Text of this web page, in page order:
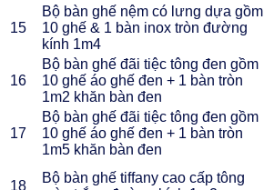
15
Bộ bàn ghế nệm có lưng dựa gồm
10 ghế & 1 bàn inox tròn đường
kính 1m4
16
Bộ bàn ghế đãi tiệc tông đen gồm
10 ghế áo ghế đen + 1 bàn tròn
1m2 khăn bàn đen
17
Bộ bàn ghế đãi tiệc tông đen gồm
10 ghế áo ghế đen + 1 bàn tròn
1m5 khăn bàn đen
18
Bộ bàn ghế tiffany cao cấp tông